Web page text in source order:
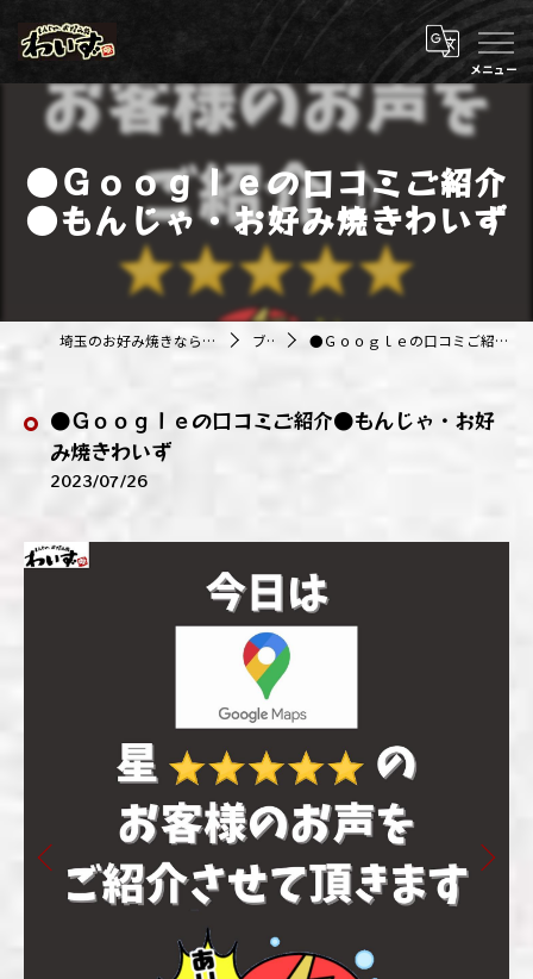
●Ｇｏｏｇｌｅの口コミご紹介
●もんじゃ・お好み焼きわいず
埼玉のお好み焼きなら株式会社アジルカンパニー ブログ ●Ｇｏｏｇｌｅの口コミご紹介●もんじゃ・お好み焼きわいず
●Ｇｏｏｇｌｅの口コミご紹介●もんじゃ・お好
み焼きわいず
2023/07/26